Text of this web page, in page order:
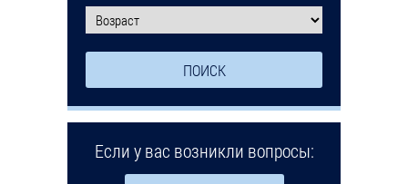
Если у вас возникли вопросы: